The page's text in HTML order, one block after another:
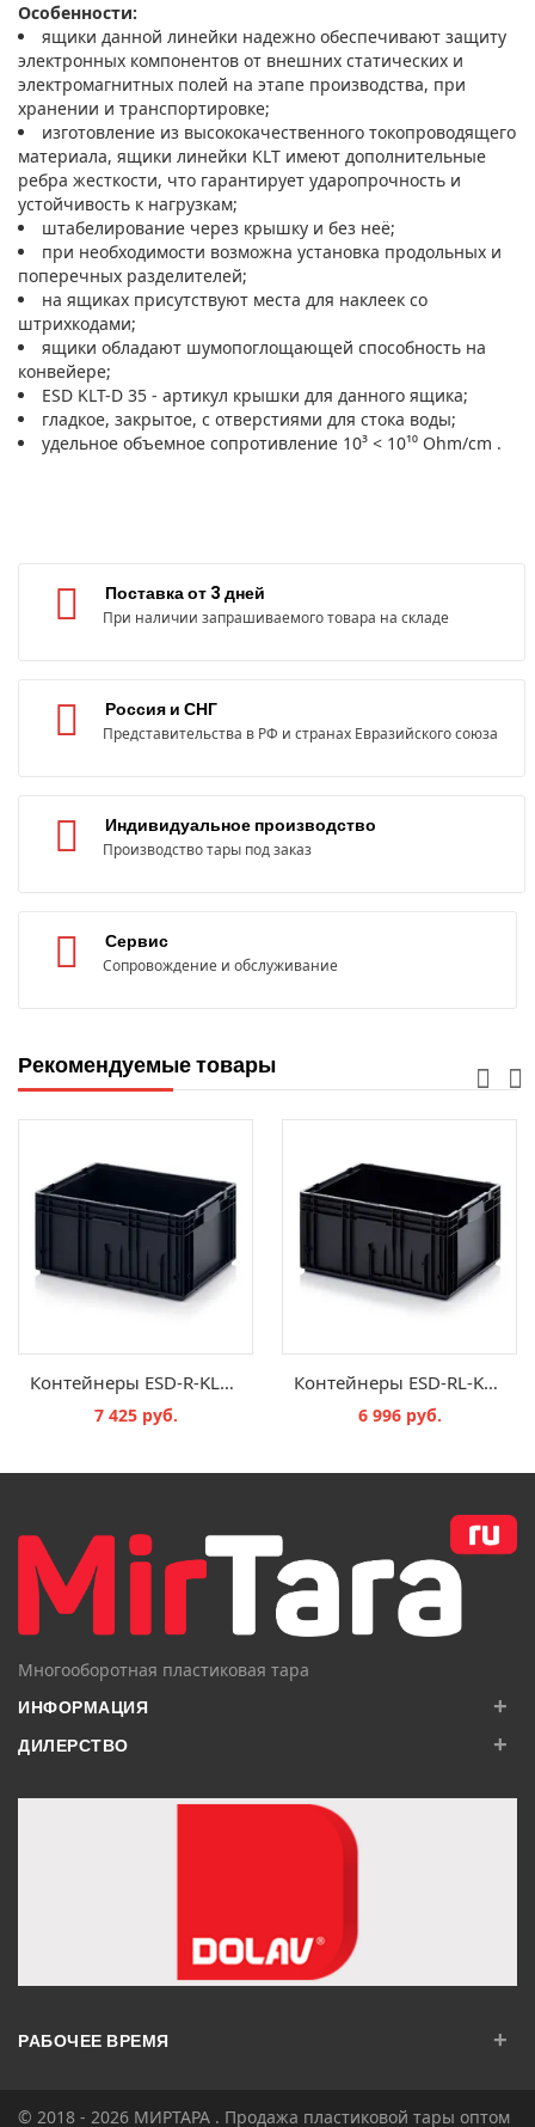
Особенности:
ящики данной линейки надежно обеспечивают защиту
электронных компонентов от внешних статических и
электромагнитных полей на этапе производства, при
хранении и транспортировке;
изготовление из высококачественного токопроводящего
материала, ящики линейки KLT имеют дополнительные
ребра жесткости, что гарантирует ударопрочность и
устойчивость к нагрузкам;
штабелирование через крышку и без неё;
при необходимости возможна установка продольных и
поперечных разделителей;
на ящиках присутствуют места для наклеек со
штрихкодами;
ящики обладают шумопоглощающей способность на
конвейере;
ESD KLT-D 35 - артикул крышки для данного ящика;
гладкое, закрытое, с отверстиями для стока воды;
удельное объемное сопротивление 10³ < 10¹⁰ Ohm/cm .
Поставка от 3 дней
При наличии запрашиваемого товара на складе
Россия и СНГ
Представительства в РФ и странах Евразийского союза
Индивидуальное производство
Производство тары под заказ
Сервис
Сопровождение и обслуживание
Рекомендуемые товары
Контейнеры ESD-R-KLT 6429
7 425 руб.
Контейнеры ESD-RL-KLT 6280
6 996 руб.
Многооборотная пластиковая тара
ИНФОРМАЦИЯ +
ДИЛЕРСТВО +
РАБОЧЕЕ ВРЕМЯ +
© 2018 - 2026 МИРТАРА . Продажа пластиковой тары оптом